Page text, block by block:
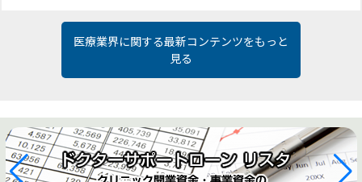
医療業界に関する最新コンテンツをもっと
見る